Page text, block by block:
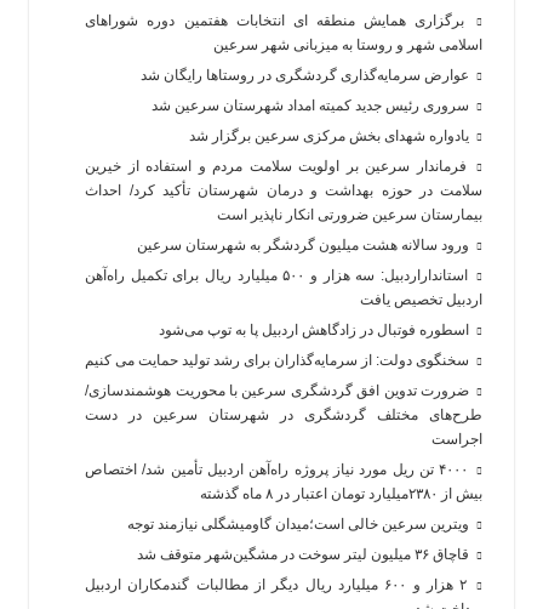
برگزاری همایش منطقه ای انتخابات هفتمین دوره شوراهای
اسلامی شهر و روستا به میزبانی شهر سرعین
عوارض سرمایه‌گذاری گردشگری در روستاها رایگان شد
سروری رئیس جدید کمیته امداد شهرستان سرعین شد
یادواره شهدای بخش مرکزی سرعین برگزار شد
فرماندار سرعین بر اولویت سلامت مردم و استفاده از خیرین
سلامت در حوزه بهداشت و درمان شهرستان تأکید کرد/ احداث
بیمارستان سرعین ضرورتی انکار ناپذیر است
ورود سالانه هشت میلیون گردشگر به شهرستان سرعین
استانداراردبیل: سه هزار و ۵۰۰ میلیارد ریال برای تکمیل راه‌آهن
اردبیل تخصیص یافت
اسطوره فوتبال در زادگاهش اردبیل پا به توپ می‌شود
سخنگوی دولت: از سرمایه‌گذاران برای رشد تولید حمایت می کنیم
ضرورت تدوین افق گردشگری سرعین با محوریت هوشمندسازی/
طرح‌های مختلف گردشگری در شهرستان سرعین در دست
اجراست
۴۰۰۰ تن ریل مورد نیاز پروژه راه‌آهن اردبیل تأمین شد/ اختصاص
بیش از ۲۳۸۰میلیارد تومان اعتبار در ۸ ماه گذشته
ویترین سرعین خالی است؛میدان گاومیشگلی نیازمند توجه
قاچاق ۳۶ میلیون لیتر سوخت در مشگین‌شهر متوقف شد
۲ هزار و ۶۰۰‌ میلیارد ریال دیگر از مطالبات گندمکاران اردبیل